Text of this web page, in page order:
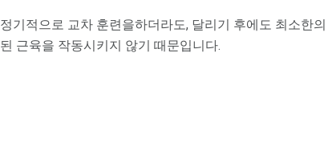
정기적으로 교차 훈련을하더라도, 달리기 후에도 최소한
된 근육을 작동시키지 않기 때문입니다.